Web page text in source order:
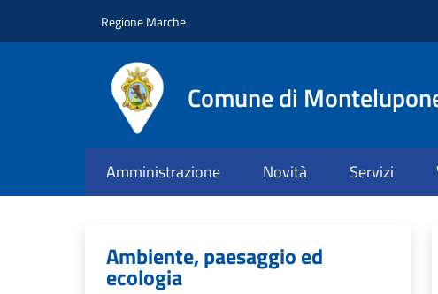
Regione Marche
Comune di
Amministrazione Novità Servizi
Ambiente, paesaggio ed
ecologia